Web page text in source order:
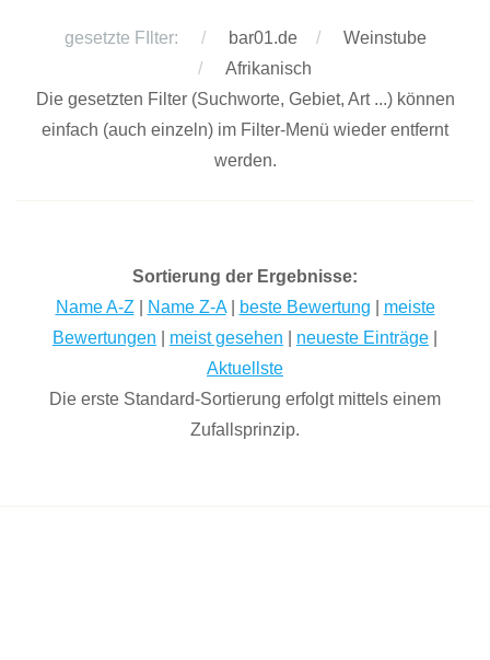
gesetzte FIlter: bar01.de
Weinstube
Afrikanisch
Die gesetzten Filter (Suchworte, Gebiet, Art ...) können
einfach (auch einzeln) im Filter-Menü wieder entfernt
werden.
Sortierung der Ergebnisse:
Name A-Z
Name Z-A| beste Bewertung
meiste
Bewertungen
meist gesehen neueste Einträge
Aktuellste
Die erste Standard-Sortierung erfolgt mittels einem
Zufallsprinzip.